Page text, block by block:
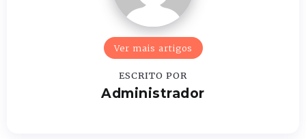
Ver mais artigos
ESCRITO POR
Administrador